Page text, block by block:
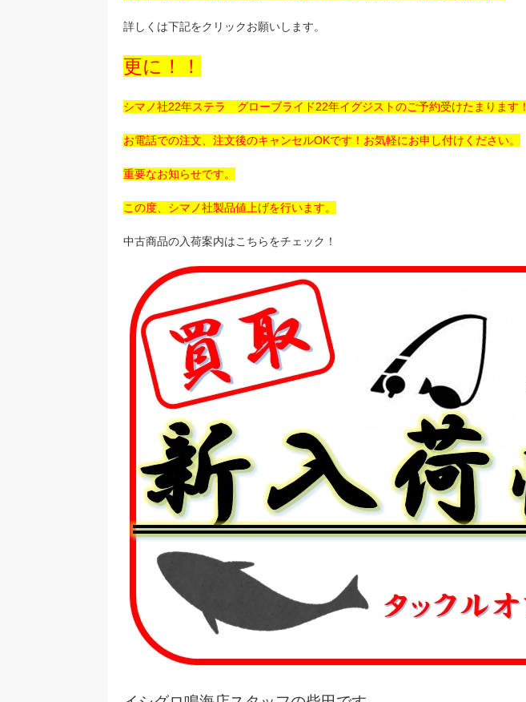
詳しくは下記をクリックお願いします。
更に！！
シマノ社22年ステラ グローブライド22年イグジストのご予約受けたまります！
お電話での注文、注文後のキャンセルOKです！お気軽にお申し付けください。
重要なお知らせです。
この度、シマノ社製品値上げを行います。
中古商品の入荷案内はこちらをチェック！